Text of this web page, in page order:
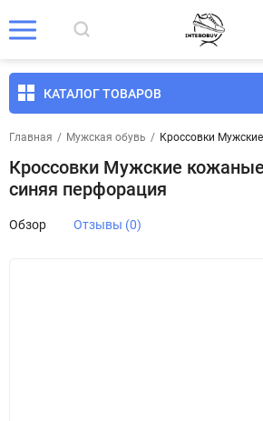
КАТАЛОГ ТОВАРОВ
Главная / Мужская обувь / Кроссовки
Кроссовки Мужские
синяя перфорация
Обзор Отзывы (0)